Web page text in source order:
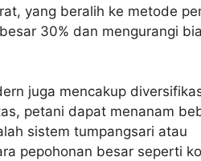
yang beralih ke metode
30% dan mengurangi
juga mencakup
petani dapat menanam
sistem tumpangsari atau
pepohonan besar seperti